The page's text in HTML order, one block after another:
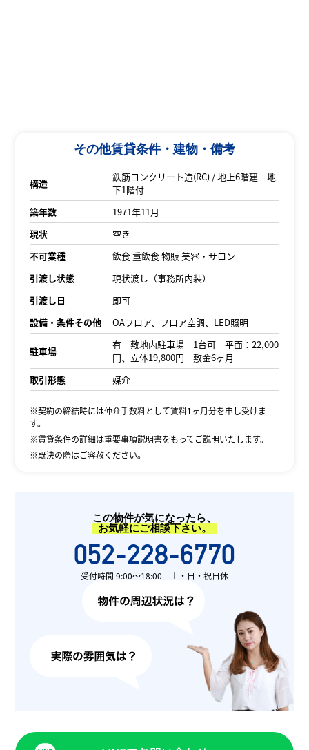
その他賃貸条件・建物・備考
構造
鉄筋コンクリート造(RC) / 地上6階建 地
下1階付
築年数
1971年11月
現状
空き
不可業種
飲食 重飲食 物販 美容・サロン
引渡し状態
現状渡し（事務所内装）
引渡し日
即可
設備・条件その他
OAフロア、フロア空調、LED照明
駐車場
有 敷地内駐車場 1台可 平面：22,000
円、立体19,800円 敷金6ヶ月
取引形態
媒介
※契約の締結時には仲介手数料として賃料1ヶ月分を申し受けま
す。
※賃貸条件の詳細は重要事項説明書をもってご説明いたします。
※既決の際はご容赦ください。
この物件が気になったら、
お気軽にご相談下さい。
052-228-6770
受付時間 9:00〜18:00 土・日・祝日休